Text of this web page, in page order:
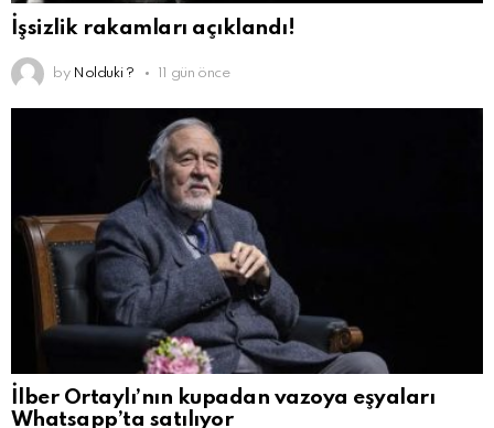
İşsizlik rakamları açıklandı!
by Nolduki ? 11 gün önce
İlber Ortaylı’nın kupadan vazoya eşyaları
Whatsapp’ta satılıyor